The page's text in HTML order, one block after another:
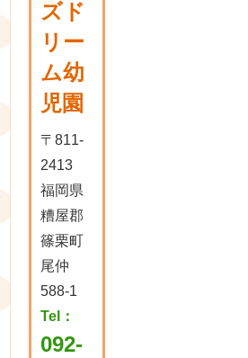
ズド
リー
ム幼
児園
〒811-
2413
福岡県
糟屋郡
篠栗町
尾仲
588-1
Tel：
092-